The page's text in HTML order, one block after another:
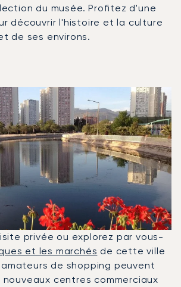
du musée. Profitez d'une
découvrir l'histoire et la culture
de ses environs.
privée ou explorez par vous-
et les marchés de cette ville
amateurs de shopping peuvent
centres commerciaux